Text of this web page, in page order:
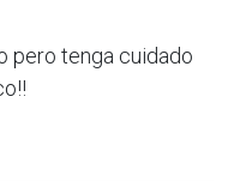
pero tenga cuidado